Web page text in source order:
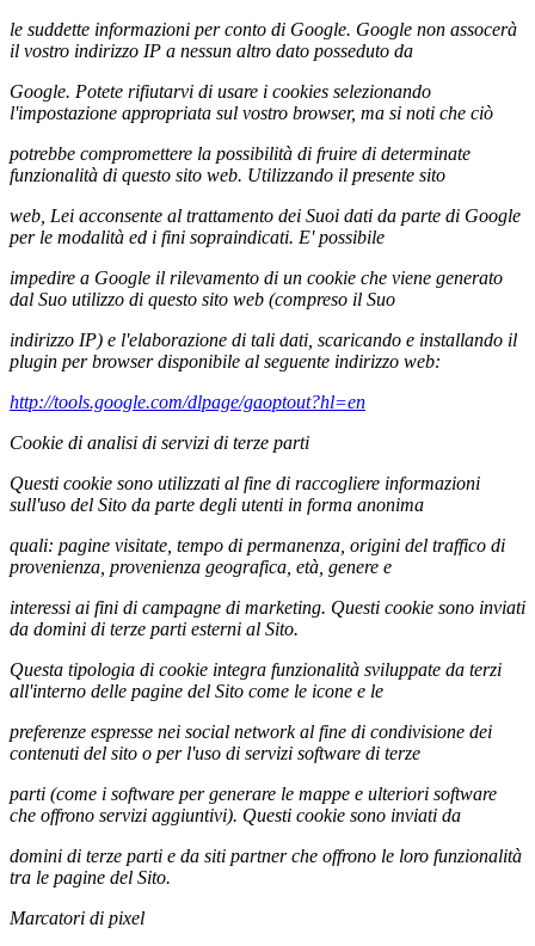
le suddette informazioni per conto di Google. Google non assocerà
il vostro indirizzo IP a nessun altro dato posseduto da
Google. Potete rifiutarvi di usare i cookies selezionando
l'impostazione appropriata sul vostro browser, ma si noti che ciò
potrebbe compromettere la possibilità di fruire di determinate
funzionalità di questo sito web. Utilizzando il presente sito
web, Lei acconsente al trattamento dei Suoi dati da parte di Google
per le modalità ed i fini sopraindicati. E' possibile
impedire a Google il rilevamento di un cookie che viene generato
dal Suo utilizzo di questo sito web (compreso il Suo
indirizzo IP) e l'elaborazione di tali dati, scaricando e installando il
plugin per browser disponibile al seguente indirizzo web:
http://tools.google.com/dlpage/gaoptout?hl=en
Cookie di analisi di servizi di terze parti
Questi cookie sono utilizzati al fine di raccogliere informazioni
sull'uso del Sito da parte degli utenti in forma anonima
quali: pagine visitate, tempo di permanenza, origini del traffico di
provenienza, provenienza geografica, età, genere e
interessi ai fini di campagne di marketing. Questi cookie sono inviati
da domini di terze parti esterni al Sito.
Questa tipologia di cookie integra funzionalità sviluppate da terzi
all'interno delle pagine del Sito come le icone e le
preferenze espresse nei social network al fine di condivisione dei
contenuti del sito o per l'uso di servizi software di terze
parti (come i software per generare le mappe e ulteriori software
che offrono servizi aggiuntivi). Questi cookie sono inviati da
domini di terze parti e da siti partner che offrono le loro funzionalità
tra le pagine del Sito.
Marcatori di pixel